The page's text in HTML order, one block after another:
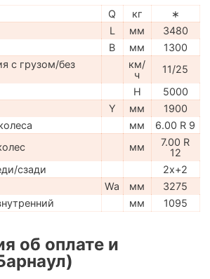
Q кг
∗
L мм
3480
B мм
1300
с грузом/без
км/
ч
11/25
H
5000
Y мм
1900
мм
6.00 R 9
мм
7.00 R
12
сзади
2x+2
Wa мм
3275
мм 1095
об оплате и